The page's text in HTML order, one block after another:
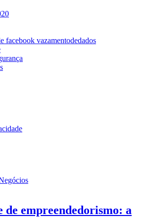
facebook vazamentodedados
de empreendedorismo: a